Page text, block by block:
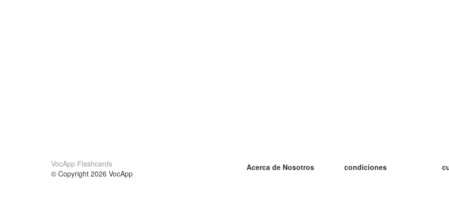
VocApp Flashcards
© Copyright 2026 VocApp
Acerca de Nosotros
condiciones